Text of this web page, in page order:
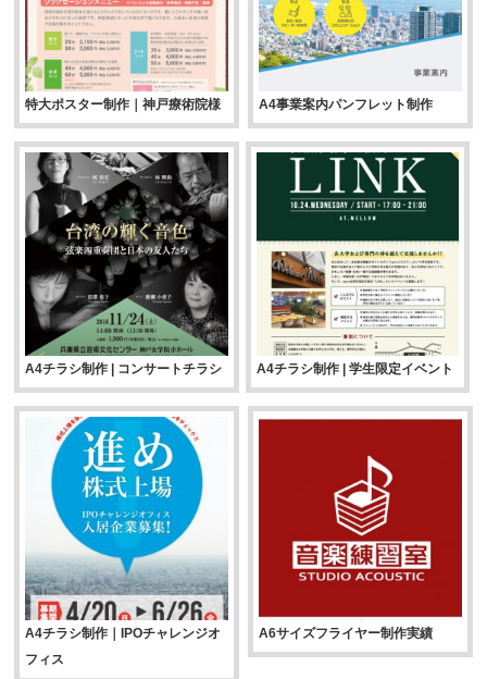
特大ポスター制作｜神戸療術院様 A4事業案内パンフレット制作
A4チラシ制作 | コンサートチラシ A4チラシ制作 | 学生限定イベント
A4チラシ制作｜IPOチャレンジオ
フィス
A6サイズフライヤー制作実績